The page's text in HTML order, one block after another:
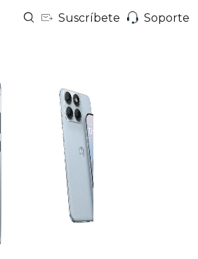
Suscríbete Soporte